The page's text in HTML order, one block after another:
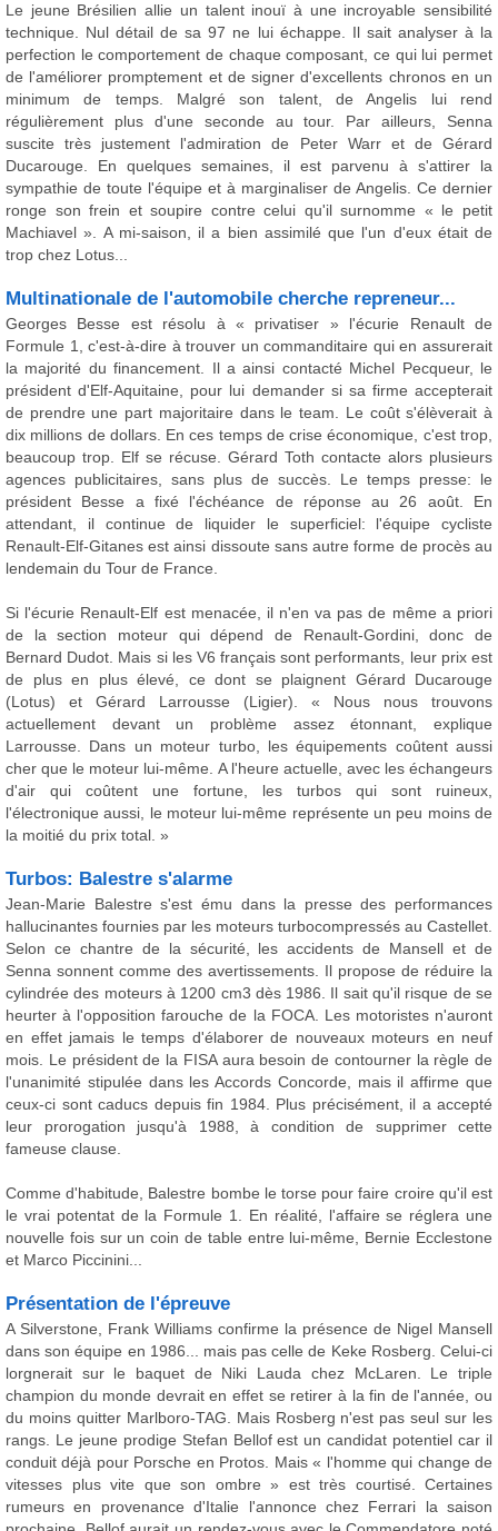
Le jeune Brésilien allie un talent inouï à une incroyable sensibilité
technique. Nul détail de sa 97 ne lui échappe. Il sait analyser à la
perfection le comportement de chaque composant, ce qui lui permet
de l'améliorer promptement et de signer d'excellents chronos en un
minimum de temps. Malgré son talent, de Angelis lui rend
régulièrement plus d'une seconde au tour. Par ailleurs, Senna
suscite très justement l'admiration de Peter Warr et de Gérard
Ducarouge. En quelques semaines, il est parvenu à s'attirer la
sympathie de toute l'équipe et à marginaliser de Angelis. Ce dernier
ronge son frein et soupire contre celui qu'il surnomme « le petit
Machiavel ». A mi-saison, il a bien assimilé que l'un d'eux était de
trop chez Lotus...
Multinationale de l'automobile cherche repreneur...
Georges Besse est résolu à « privatiser » l'écurie Renault de
Formule 1, c'est-à-dire à trouver un commanditaire qui en assurerait
la majorité du financement. Il a ainsi contacté Michel Pecqueur, le
président d'Elf-Aquitaine, pour lui demander si sa firme accepterait
de prendre une part majoritaire dans le team. Le coût s'élèverait à
dix millions de dollars. En ces temps de crise économique, c'est trop,
beaucoup trop. Elf se récuse. Gérard Toth contacte alors plusieurs
agences publicitaires, sans plus de succès. Le temps presse: le
président Besse a fixé l'échéance de réponse au 26 août. En
attendant, il continue de liquider le superficiel: l'équipe cycliste
Renault-Elf-Gitanes est ainsi dissoute sans autre forme de procès au
lendemain du Tour de France.
Si l'écurie Renault-Elf est menacée, il n'en va pas de même a priori
de la section moteur qui dépend de Renault-Gordini, donc de
Bernard Dudot. Mais si les V6 français sont performants, leur prix est
de plus en plus élevé, ce dont se plaignent Gérard Ducarouge
(Lotus) et Gérard Larrousse (Ligier). « Nous nous trouvons
actuellement devant un problème assez étonnant, explique
Larrousse. Dans un moteur turbo, les équipements coûtent aussi
cher que le moteur lui-même. A l'heure actuelle, avec les échangeurs
d'air qui coûtent une fortune, les turbos qui sont ruineux,
l'électronique aussi, le moteur lui-même représente un peu moins de
la moitié du prix total. »
Turbos: Balestre s'alarme
Jean-Marie Balestre s'est ému dans la presse des performances
hallucinantes fournies par les moteurs turbocompressés au Castellet.
Selon ce chantre de la sécurité, les accidents de Mansell et de
Senna sonnent comme des avertissements. Il propose de réduire la
cylindrée des moteurs à 1200 cm3 dès 1986. Il sait qu'il risque de se
heurter à l'opposition farouche de la FOCA. Les motoristes n'auront
en effet jamais le temps d'élaborer de nouveaux moteurs en neuf
mois. Le président de la FISA aura besoin de contourner la règle de
l'unanimité stipulée dans les Accords Concorde, mais il affirme que
ceux-ci sont caducs depuis fin 1984. Plus précisément, il a accepté
leur prorogation jusqu'à 1988, à condition de supprimer cette
fameuse clause.
Comme d'habitude, Balestre bombe le torse pour faire croire qu'il est
le vrai potentat de la Formule 1. En réalité, l'affaire se réglera une
nouvelle fois sur un coin de table entre lui-même, Bernie Ecclestone
et Marco Piccinini...
Présentation de l'épreuve
A Silverstone, Frank Williams confirme la présence de Nigel Mansell
dans son équipe en 1986... mais pas celle de Keke Rosberg. Celui-ci
lorgnerait sur le baquet de Niki Lauda chez McLaren. Le triple
champion du monde devrait en effet se retirer à la fin de l'année, ou
du moins quitter Marlboro-TAG. Mais Rosberg n'est pas seul sur les
rangs. Le jeune prodige Stefan Bellof est un candidat potentiel car il
conduit déjà pour Porsche en Protos. Mais « l'homme qui change de
vitesses plus vite que son ombre » est très courtisé. Certaines
rumeurs en provenance d'Italie l'annonce chez Ferrari la saison